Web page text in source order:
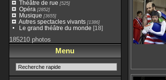
Théâtre de rue [525]
Opéra [2852]
Musique [3655]
Autres spectacles vivants[1386]
Le grand théâtre du monde [18]
185210 photos
Menu